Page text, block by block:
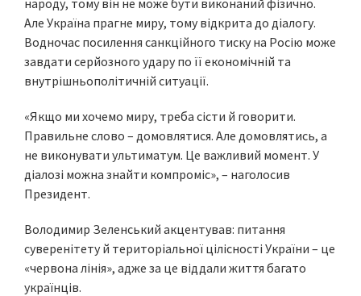
Але Україна прагне миру, тому відкрита до діалогу.
Водночас посилення санкційного тиску на Росію може
завдати серйозного удару по її економічній та
внутрішньополітичній ситуації.
«Якщо ми хочемо миру, треба сісти й говорити.
Правильне слово – домовлятися. Але домовлятись, а
не виконувати ультиматум. Це важливий момент. У
діалозі можна знайти компроміс», – наголосив
Президент.
Володимир Зеленський акцентував: питання
суверенітету й територіальної цілісності України – це
«червона лінія», адже за це віддали життя багато
українців.